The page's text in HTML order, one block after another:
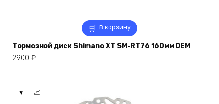
В корзину
Тормозной диск Shimano XT SM-RT76 160мм OEM
2900 ₽